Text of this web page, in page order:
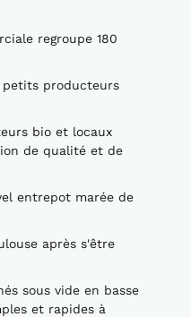
regroupe 180
petits producteurs
bio et locaux
de qualité et de
entrepot marée de
après s'être
sous vide en basse
et rapides à